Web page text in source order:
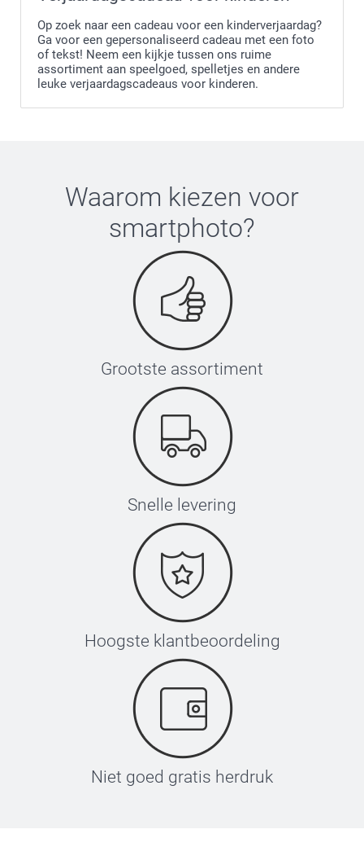
Op zoek naar een cadeau voor een kinderverjaardag?
Ga voor een gepersonaliseerd cadeau met een foto
of tekst! Neem een kijkje tussen ons ruime
assortiment aan speelgoed, spelletjes en andere
leuke verjaardagscadeaus voor kinderen.
Waarom kiezen voor
smartphoto?
Grootste assortiment
Snelle levering
Hoogste klantbeoordeling
Niet goed gratis herdruk